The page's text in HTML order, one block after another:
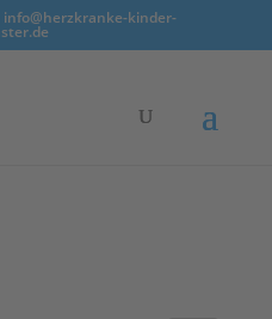
info@herzkranke-kinder-